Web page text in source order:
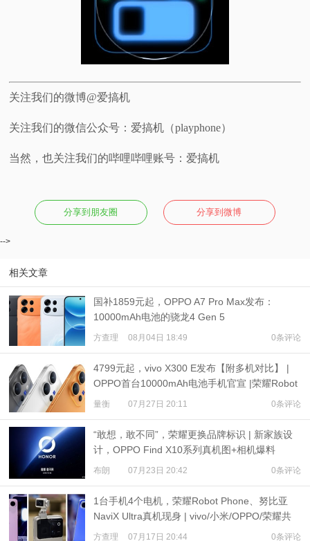
关注我们的微博@爱搞机
关注我们的微信公众号：爱搞机（playphone）
当然，也关注我们的哔哩哔哩账号：爱搞机
分享到朋友圈 分享到微博
-->
相关文章
国补1859元起，OPPO A7 Pro Max发布：
10000mAh电池的骁龙4 Gen 5
方查理 08月04日 18:49 0条评论
4799元起，vivo X300 E发布【附多机对比】 |
OPPO首台10000mAh电池手机官宣 |荣耀Robot
Phone定档
量衡 07月27日 20:11 0条评论
“敢想，敢不同”，荣耀更换品牌标识 | 新家族设
计，OPPO Find X10系列真机图+相机爆料
布朗 07月23日 20:42 0条评论
1台手机4个电机，荣耀Robot Phone、努比亚
NaviX Ultra真机现身 | vivo/小米/OPPO/荣耀共
推公平内存机制
方查理 07月17日 20:44 0条评论